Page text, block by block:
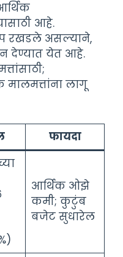
आहे.
रखडले असल्याने,
देण्यात येत आहे.
मालमत्तांना लागू
फायदा
आर्थिक ओझे
कमी; कुटुंब
बजेट सुधारेल